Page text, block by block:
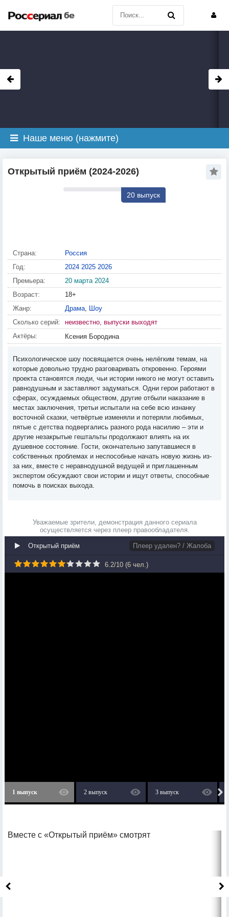
Наше меню (нажмите)
Открытый приём (2024-2026)
20 выпуск
Страна:
Россия
Год:
2024 2025 2026
Премьера:
20 марта 2024
Возраст:
18+
Жанр:
Драма, Шоу
Сколько серий:
неизвестно, выпуски выходят
Актёры:
Ксения Бородина
Психологическое шоу посвящается очень нелёгким темам, на
которые довольно трудно разговаривать откровенно. Героями
проекта становятся люди, чьи истории никого не могут оставить
равнодушным и заставляют задуматься. Одни герои работают в
сферах, осуждаемых обществом, другие отбыли наказание в
местах заключения, третьи испытали на себе всю изнанку
восточной сказки, четвёртые изменяли и потеряли любимых,
пятые с детства подвергались разного рода насилию – эти и
другие незакрытые гештальты продолжают влиять на их
душевное состояние. Гости, окончательно запутавшиеся в
собственных проблемах и неспособные начать новую жизнь из-
за них, вместе с неравнодушной ведущей и приглашенным
экспертом обсуждают свои истории и ищут ответы, способные
помочь в поисках выхода.
Уважаемые зрители, демонстрация данного сериала
осуществляется через плеер правообладателя.
Открытый приём Плеер удален? / Жалоба
6.2/10 (6 чел.)
1 выпуск 2 выпуск 3 выпуск
Вместе с «Открытый приём» смотрят